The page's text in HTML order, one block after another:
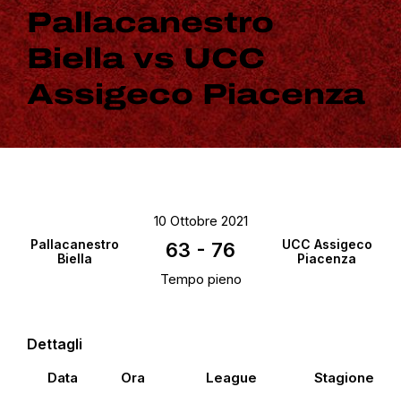
Pallacanestro
Biella vs UCC
Assigeco Piacenza
Pallacanestro
Biella
UCC Assigeco
Piacenza
10 Ottobre 2021
63 - 76
Tempo pieno
Dettagli
Data Ora League Stagione